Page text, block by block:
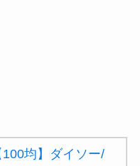
100均】ダイソー/